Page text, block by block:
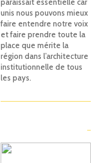
paraissait essentielle car
unis nous pouvons mieux
faire entendre notre voix
et faire prendre toute la
place que mérite la
région dans l’architecture
institutionnelle de tous
les pays.